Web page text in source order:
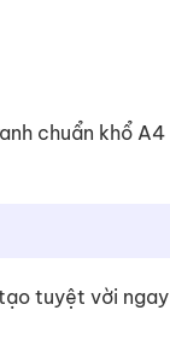
chuẩn khổ A4
tuyệt vời ngay